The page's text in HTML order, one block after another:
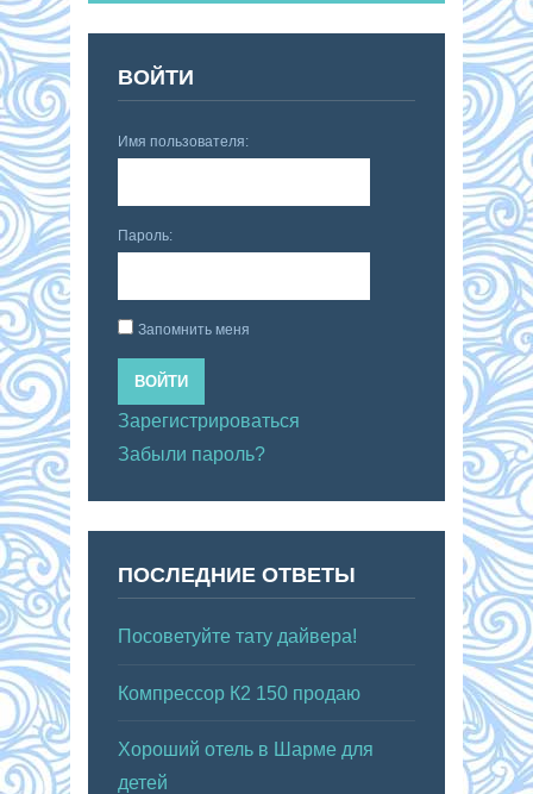
ВОЙТИ
Имя пользователя:
Пароль:
Запомнить меня
ВОЙТИ
Зарегистрироваться
Забыли пароль?
ПОСЛЕДНИЕ ОТВЕТЫ
Посоветуйте тату дайвера!
Компрессор К2 150 продаю
Хороший отель в Шарме для
детей